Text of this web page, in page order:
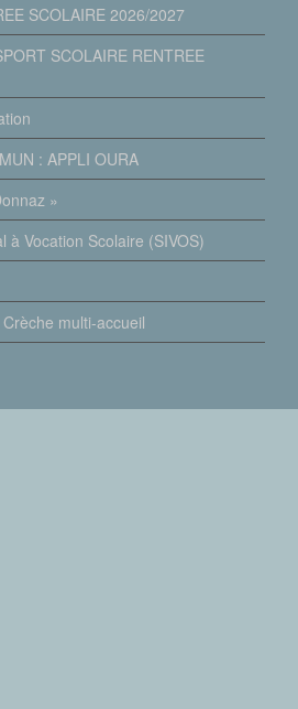
SCOLAIRE 2026/2027
SCOLAIRE RENTREE
: APPLI OURA
»
à Vocation Scolaire (SIVOS)
multi-accueil